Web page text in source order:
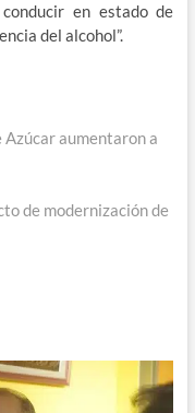
en estado de
del alcohol”.
Azúcar aumentaron a
de modernización de